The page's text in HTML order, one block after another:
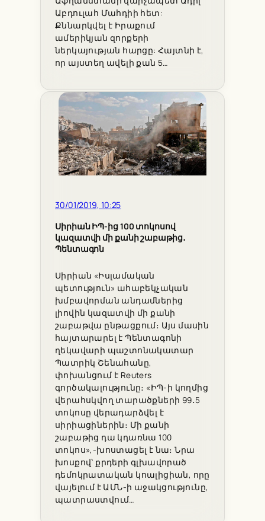
Աբդուլահ Մահդիի հետ:
Քննարկվել է Իրաքում
ամերիկյան զորքերի
ներկայության հարցը: Հայտնի է,
որ այստեղ ավելի քան 5…
30/01/2019, 10:25
Սիրիան ԻՊ-ից 100 տոկոսով
կազատվի մի քանի շաբաթից․
Պենտագոն
Սիրիան «Իսլամական
պետություն» ահաբեկչական
խմբավորման անդամներից
լիովին կազատվի մի քանի
շաբաթվա ընթացքում։ Այս մասին
հայտարարել է Պենտագոնի
ղեկավարի պաշտոնակատար
Պատրիկ Շենահանը,
փոխանցում է Reuters
գործակալությունը։ «ԻՊ-ի կողմից
վերահսկվող տարածքների 99․5
տոկոսը վերադարձվել է
սիրիացիներին։ Մի քանի
շաբաթից դա կդառնա 100
տոկոս»,-խոստացել է նա։ Նրա
խոսքով՝ քրդերի գլխավորած
դեմոկրատական կոալիցիան, որը
վայելում է ԱՄՆ-ի աջակցությունը,
պատրաստվում…